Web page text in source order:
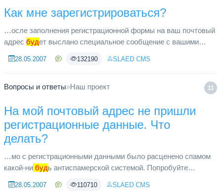
Как мне зарегистрироваться?
…осле заполнения регистрационной формы на ваш почтовый
адрес будет выслано специальное сообщение с вашими
активации вашего аккаун...
28.05.2007 132190 SLAED CMS
11
Вопросы и ответы»Наш проект
На мой почтовый адрес не пришли
регистрационные данные. Что
делать?
…мо с регистрационными данными было расценено спамом
какой-ни будь антиспамерской системой. Попробуйте
потеряно, то вам пр...
28.05.2007 110710 SLAED CMS